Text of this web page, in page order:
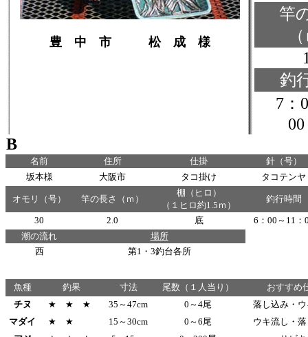
豊 中 市 松 成 様
竿
釣
7：
B
名前 住所 仕掛
針（号）
坂本様
大阪市 タコ掛け タコテンヤ
オモリ（号） 竿の長さ（ｍ）
棚（ヒロ）
（１ヒロ約1.5ｍ）
釣行時間
30 2.0 底
6：00～11：
潮の流れ
場所
西
第1・3釣台各所
魚種 釣果 寸法 尾数（１人当り）
おすすめ
チヌ
★ ★ ★ 35～47cm 0～4尾
落し込み・
マダイ
★ ★ 15～30cm 0～6尾
ウキ流し・